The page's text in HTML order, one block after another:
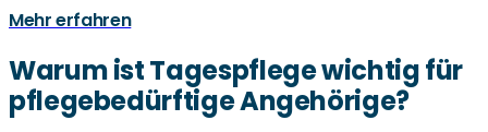
Mehr erfahren
Warum ist Tagespflege wichtig für
pflegebedürftige Angehörige?